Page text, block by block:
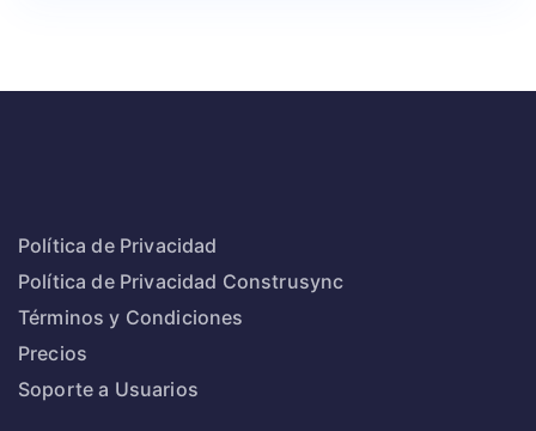
Política de Privacidad
Política de Privacidad Construsync
Términos y Condiciones
Precios
Soporte a Usuarios